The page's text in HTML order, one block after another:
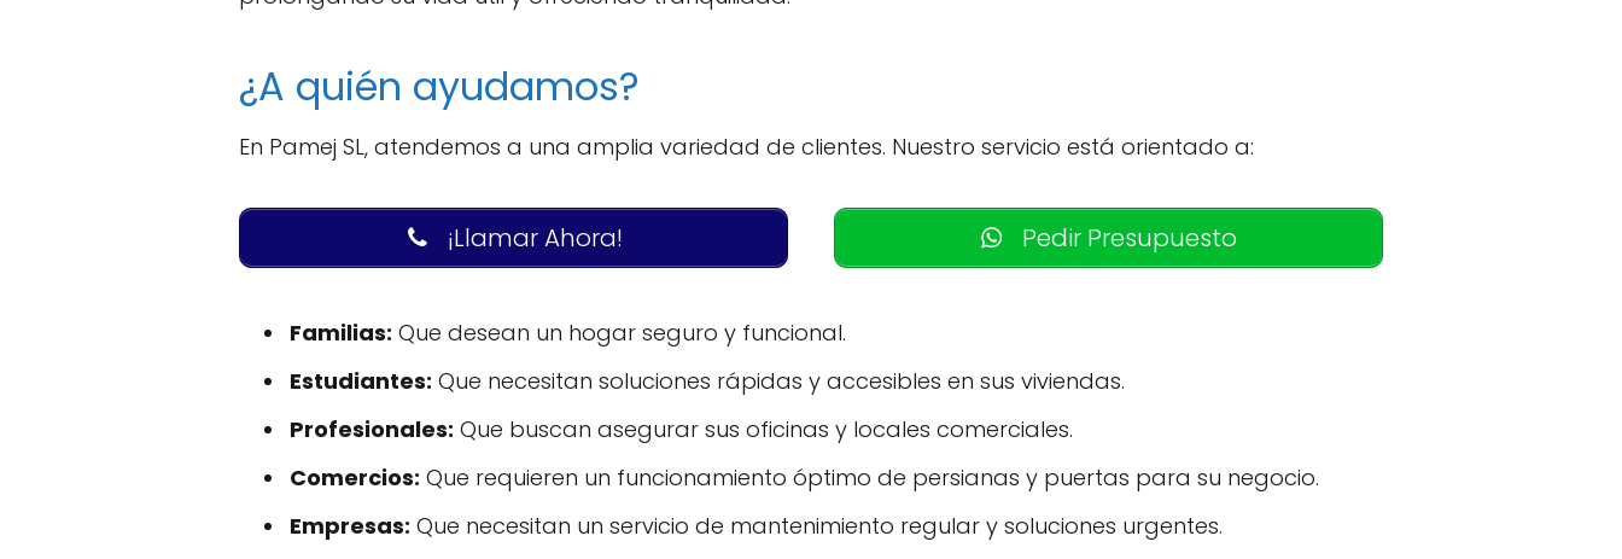
¿A quién ayudamos?
En Pamej SL, atendemos a una amplia variedad de clientes. Nuestro servicio está orientado a:
¡Llamar Ahora! Pedir Presupuesto
Familias: Que desean un hogar seguro y funcional.
Estudiantes: Que necesitan soluciones rápidas y accesibles en sus viviendas.
Profesionales: Que buscan asegurar sus oficinas y locales comerciales.
Comercios: Que requieren un funcionamiento óptimo de persianas y puertas para su negocio.
Empresas: Que necesitan un servicio de mantenimiento regular y soluciones urgentes.